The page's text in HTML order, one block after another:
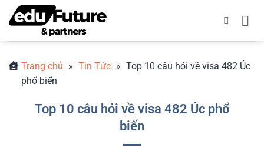
qua
Trang chủ » Tin Tức » Top 10 câu hỏi về visa 482 Úc
phổ biến
Top 10 câu hỏi về visa 482 Úc phổ
biến